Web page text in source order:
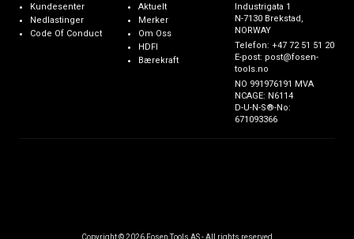
Kundesenter
Nedlastinger
Code Of Conduct
Aktuelt
Merker
Om Oss
HDFI
Bærekraft
Industrigata 1
N-7130 Brekstad,
NORWAY
Telefon:+47 72 51 51 20
E-post: post@fosen-
tools.no
NO 991976191 MVA
NCAGE: N6114
D-U-N-S®-No:
671093366
Copyright © 2026 Fosen Tools AS - All rights reserved